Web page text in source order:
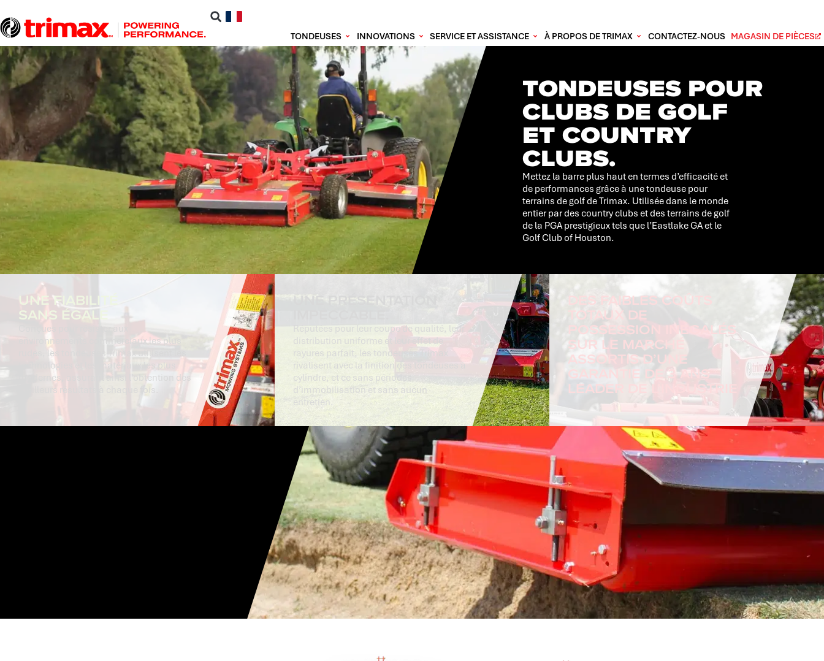
TONDEUSES INNOVATIONS SERVICE ET ASSISTANCE À PROPOS DE TRIMAX CONTACTEZ-NOUS MAGASIN DE PIÈCES
TONDEUSES POUR
CLUBS DE GOLF
ET COUNTRY
CLUBS.
Mettez la barre plus haut en termes d’efficacité et
de performances grâce à une tondeuse pour
terrains de golf de Trimax. Utilisée dans le monde
entier par des country clubs et des terrains de golf
de la PGA prestigieux tels que l’Eastlake GA et le
Golf Club of Houston.
UNE FIABILITÉ
SANS ÉGALE
Conçues pour résister aux
environnements commerciaux les plus
rudes, les tondeuses Trimax utilisent les
technologies et les matériaux les plus
modernes, assurant ainsi l’obtention des
meilleurs résultats à chaque fois.
UNE PRÉSENTATION
Réputées pour leur coupe de qualité, leur
distribution uniforme et leur effet de
rayures parfait, les tondeuses Trimax
rivalisent avec la finition des tondeuses à
cylindre, et ce sans périodes
d’immobilisation et sans aucun
entretien.
DES FAIBLES COÛTS
TOTAUX DE
POSSESSION INÉGALÉS
SUR LE MARCHÉ
ASSORTIS D’UNE
GARANTIE DE 3 ANS
LEADER DE L’INDUSTRIE